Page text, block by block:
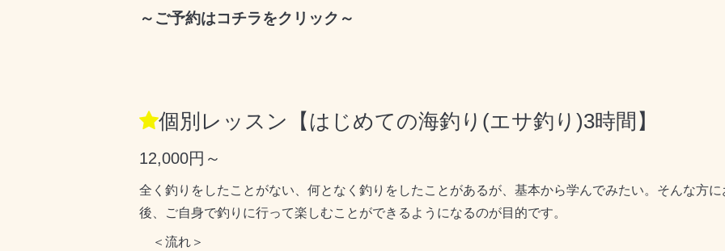
～ご予約はコチラをクリック～
個別レッスン【はじめての海釣り(エサ釣り)3時間】
12,000円～
全く釣りをしたことがない、何となく釣りをしたことがあるが、基本から学んでみたい。そんな方
後、ご自身で釣りに行って楽しむことができるようになるのが目的です。
＜流れ＞